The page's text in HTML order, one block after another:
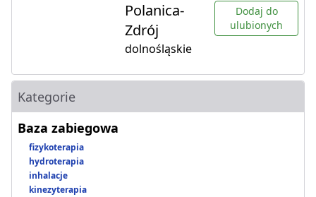
Polanica-
Zdrój
dolnośląskie
Dodaj do
ulubionych
Kategorie
Baza zabiegowa
fizykoterapia
hydroterapia
inhalacje
kinezyterapia